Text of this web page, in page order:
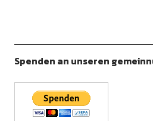
Spenden an unseren